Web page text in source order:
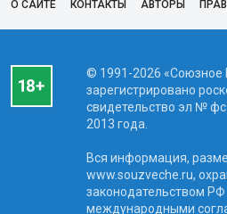
О САЙТЕ КОНТАКТЫ АВТОРЫ
© 1991-2026 «Союзное
зарегистрировано
свидетельство эл №
2013 года.
Вся информация,
www.souzveche.ru,
законодательством
международными